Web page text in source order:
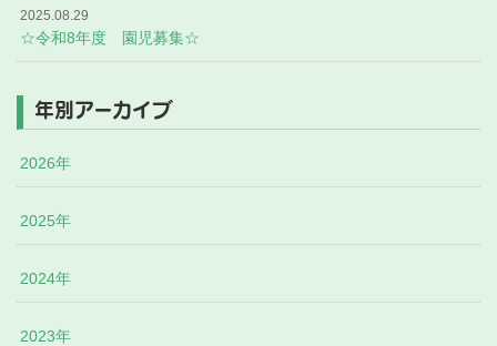
2025.08.29
☆令和8年度 園児募集☆
年別アーカイブ
2026年
2025年
2024年
2023年